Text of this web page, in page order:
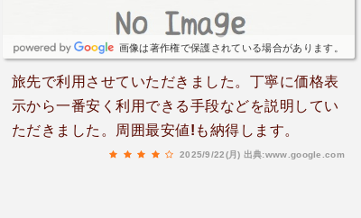
画像は著作権で保護されている場合があります。
旅先で利用させていただきました。丁寧に価格表
示から一番安く利用できる手段などを説明してい
ただきました。周囲最安値!も納得します。
2025/9/22(月) 出典:www.google.com